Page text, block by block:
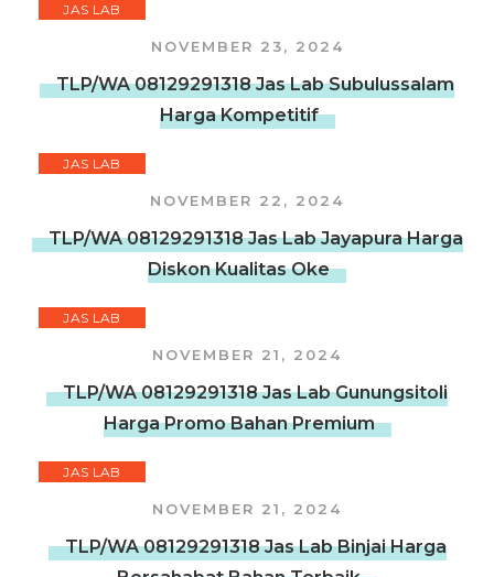
JAS LAB
NOVEMBER 23, 2024
TLP/WA 08129291318 Jas Lab Subulussalam
Harga Kompetitif
JAS LAB
NOVEMBER 22, 2024
TLP/WA 08129291318 Jas Lab Jayapura Harga
Diskon Kualitas Oke
JAS LAB
NOVEMBER 21, 2024
TLP/WA 08129291318 Jas Lab Gunungsitoli
Harga Promo Bahan Premium
JAS LAB
NOVEMBER 21, 2024
TLP/WA 08129291318 Jas Lab Binjai Harga